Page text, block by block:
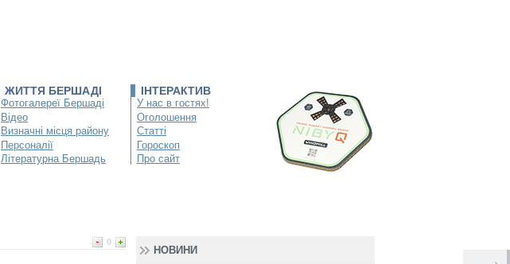
ЖИТТЯ БЕРШАДІ
Фотогалереї Бершаді
Відео
Визначні місця району
Персоналії
Літературна Бершадь
ІНТЕРАКТИВ
У нас в гостях!
Оголошення
Статті
Гороскоп
Про сайт
0
НОВИНИ